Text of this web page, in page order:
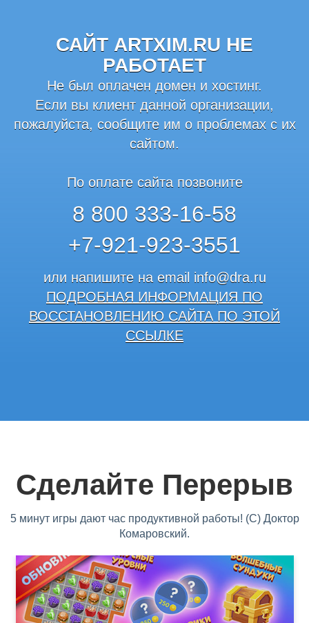
САЙТ ARTXIM.RU НЕ
РАБОТАЕТ
Не был оплачен домен и хостинг.
Если вы клиент данной организации,
пожалуйста, сообщите им о проблемах с их
сайтом.
По оплате сайта позвоните
8 800 333-16-58
+7-921-923-3551
или напишите на email info@dra.ru
ПОДРОБНАЯ ИНФОРМАЦИЯ ПО
ВОССТАНОВЛЕНИЮ САЙТА ПО ЭТОЙ
ССЫЛКЕ
Сделайте Перерыв
5 минут игры дают час продуктивной работы! (С) Доктор
Комаровский.